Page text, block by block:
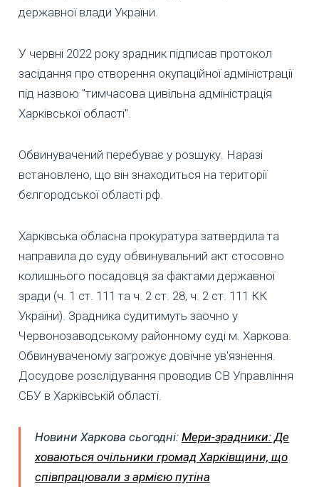
державної влади України.
У червні 2022 року зрадник підписав протокол
засідання про створення окупаційної адміністрації
під назвою "тимчасова цивільна адміністрація
Харківської області".
Обвинувачений перебуває у розшуку. Наразі
встановлено, що він знаходиться на території
бєлгородської області рф.
Харківська обласна прокуратура затвердила та
направила до суду обвинувальний акт стосовно
колишнього посадовця за фактами державної
зради (ч. 1 ст. 111 та ч. 2 ст. 28, ч. 2 ст. 111 КК
України). Зрадника судитимуть заочно у
Червонозаводському районному суді м. Харкова.
Обвинуваченому загрожує довічне ув'язнення.
Досудове розслідування проводив СВ Управління
СБУ в Харківській області.
Новини Харкова сьогодні: Мери-зрадники: Де
ховаються очільники громад Харківщини, що
співпрацювали з армією путіна